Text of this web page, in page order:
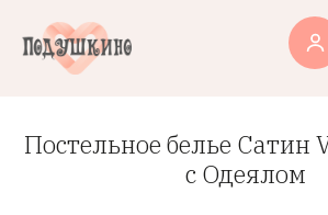
Постельное белье Сатин
с Одеялом